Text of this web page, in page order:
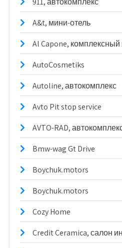
A&t, мини-отель
Al Capone, комплексный
AutoCosmetiks
Autoline, автокомплекс
Avto Pit stop service
AVTO-RAD,
Bmw-wag Gt Drive
Boychuk.motors
Boychuk.motors
Cozy Home
Credit Ceramica, салон